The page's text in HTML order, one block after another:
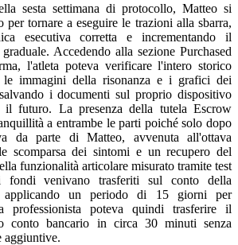
sesta settimana di protocollo, Matteo si
per tornare a eseguire le trazioni alla sbarra,
esecutiva corretta e incrementando il
Accedendo alla sezione Purchased
l'atleta poteva verificare l'intero storico
le immagini della risonanza e i grafici dei
i documenti sul proprio dispositivo
il futuro. La presenza della tutela Escrow
a entrambe le parti poiché solo dopo
da parte di Matteo, avvenuta all'ottava
scomparsa dei sintomi e un recupero del
funzionalità articolare misurato tramite test
venivano trasferiti sul conto della
applicando un periodo di 15 giorni per
professionista poteva quindi trasferire il
conto bancario in circa 30 minuti senza
aggiuntive.